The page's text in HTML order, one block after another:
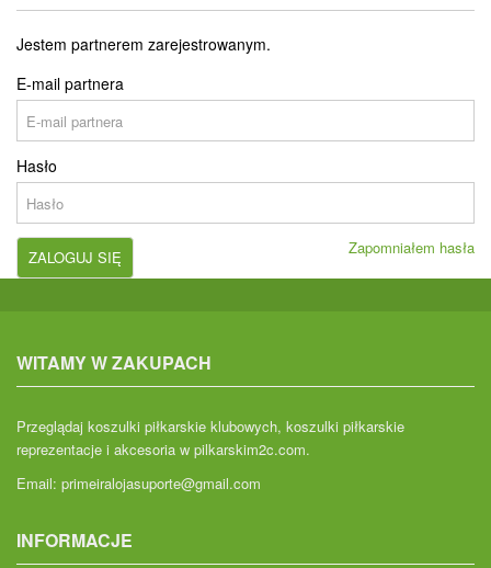
Jestem partnerem zarejestrowanym.
E-mail partnera
Hasło
Zapomniałem hasła
WITAMY W ZAKUPACH
Przeglądaj koszulki piłkarskie klubowych, koszulki piłkarskie
reprezentacje i akcesoria w pilkarskim2c.com.
Email: primeiralojasuporte@gmail.com
INFORMACJE